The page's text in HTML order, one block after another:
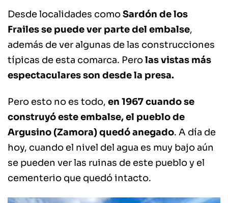
Desde localidades comoSardón de los
Frailesse puede ver parte del embalse,
además de ver algunas de las construcciones
típicas de esta comarca. Perolas vistas más
espectaculares son desde la presa.
Pero esto no es todo, en 1967 cuando se
construyó este embalse, el pueblo de
Argusino (Zamora) quedó anegado. A día de
hoy, cuando el nivel del agua es muy bajo aún
se pueden ver las ruinas de este pueblo y el
cementerio que quedó intacto.